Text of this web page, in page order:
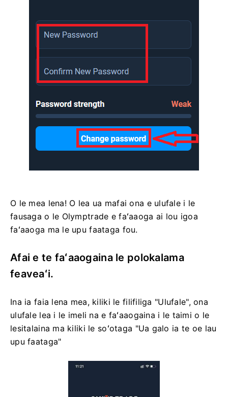
O le mea lena! O lea ua mafai ona e ulufale i le
fausaga o le Olymptrade e faʻaaoga ai lou igoa
faʻaaoga ma le upu faataga fou.
Afai e te faʻaaogaina le polokalama
feaveaʻi.
Ina ia faia lena mea, kiliki le filifiliga "Ulufale", ona
ulufale lea i le imeli na e faʻaaogaina i le taimi o le
lesitalaina ma kiliki le soʻotaga "Ua galo ia te oe lau
upu faataga"